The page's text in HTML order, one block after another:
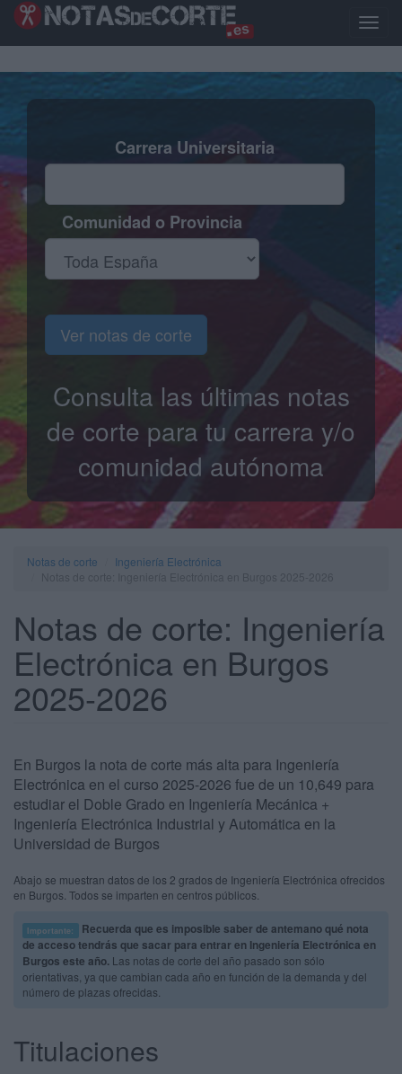
Pasar
Toggle
Carrera Universitaria
Comunidad o Provincia
Ver notas de corte
Consulta las últimas notas
de corte para tu carrera y/o
comunidad autónoma
Notas de corte
Ingeniería Electrónica
Notas de corte: Ingeniería
Electrónica en Burgos
2025-2026
En Burgos la nota de corte más alta para Ingeniería
Electrónica en el curso 2025-2026 fue de un 10,649 para
estudiar el Doble Grado en Ingeniería Mecánica +
Ingeniería Electrónica Industrial y Automática en la
Universidad de Burgos
Abajo se muestran datos de los 2 grados de Ingeniería Electrónica ofrecidos
en Burgos. Todos se imparten en centros públicos.
Importante:
Recuerda que es imposible saber de antemano qué nota
de acceso tendrás que sacar para entrar en Ingeniería Electrónica en
Burgos este año. Las notas de corte del año pasado son sólo
orientativas, ya que cambian cada año en función de la demanda y del
número de plazas ofrecidas.
Titulaciones